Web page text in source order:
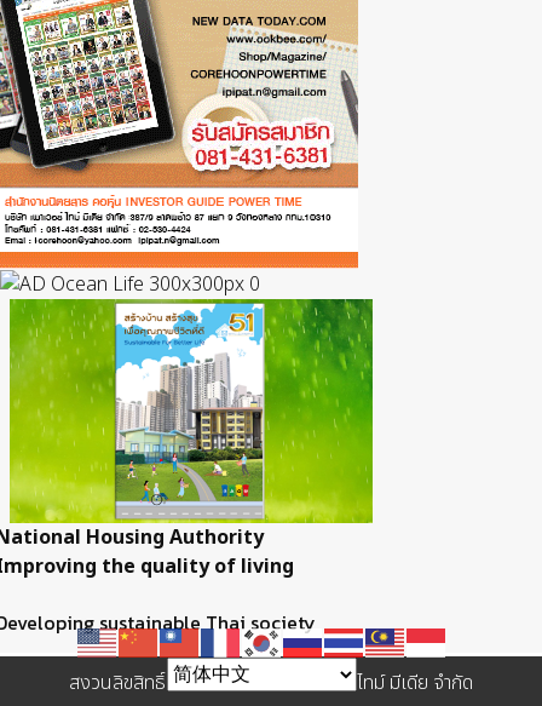
Housing Authority
the quality of living
sustainable Thai society
สงวนลิขสิทธิ์ © 2557 บริษัท เพาเวอร์ ไทม์ มีเดีย จำกัด